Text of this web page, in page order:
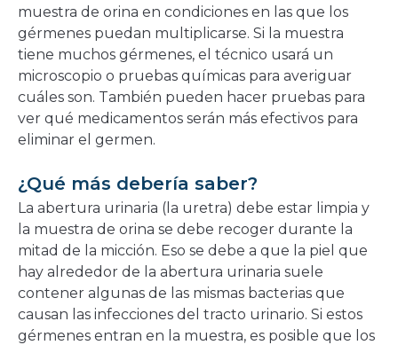
muestra de orina en condiciones en las que los
gérmenes puedan multiplicarse. Si la muestra
tiene muchos gérmenes, el técnico usará un
microscopio o pruebas químicas para averiguar
cuáles son. También pueden hacer pruebas para
ver qué medicamentos serán más efectivos para
eliminar el germen.
¿Qué más debería saber?
La abertura urinaria (la uretra) debe estar limpia y
la muestra de orina se debe recoger durante la
mitad de la micción. Eso se debe a que la piel que
hay alrededor de la abertura urinaria suele
contener algunas de las mismas bacterias que
causan las infecciones del tracto urinario. Si estos
gérmenes entran en la muestra, es posible que los